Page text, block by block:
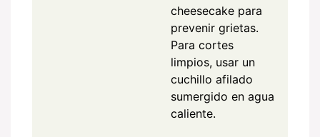
cheesecake para
prevenir grietas.
Para cortes
limpios, usar un
cuchillo afilado
sumergido en agua
caliente.